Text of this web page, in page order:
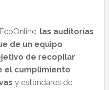
las auditorías
de un equipo
de recopilar
el cumplimiento
y estándares de